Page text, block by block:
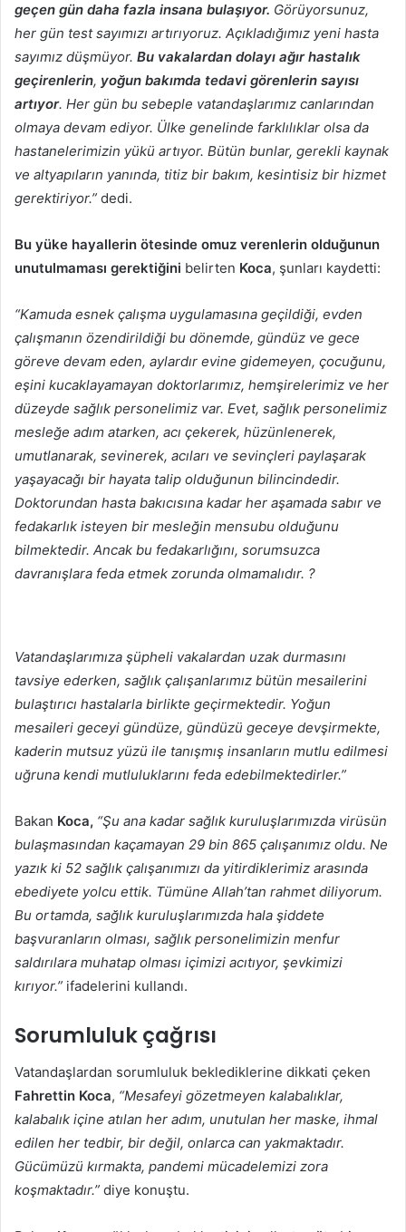
geçen gün daha fazla insana bulaşıyor. Görüyorsunuz,
her gün test sayımızı artırıyoruz. Açıkladığımız yeni hasta
sayımız düşmüyor. Bu vakalardan dolayı ağır hastalık
geçirenlerin, yoğun bakımda tedavi görenlerin sayısı
artıyor. Her gün bu sebeple vatandaşlarımız canlarından
olmaya devam ediyor. Ülke genelinde farklılıklar olsa da
hastanelerimizin yükü artıyor. Bütün bunlar, gerekli kaynak
ve altyapıların yanında, titiz bir bakım, kesintisiz bir hizmet
gerektiriyor.” dedi.
Bu yüke hayallerin ötesinde omuz verenlerin olduğunun
unutulmaması gerektiğini belirten Koca, şunları kaydetti:
“Kamuda esnek çalışma uygulamasına geçildiği, evden
çalışmanın özendirildiği bu dönemde, gündüz ve gece
göreve devam eden, aylardır evine gidemeyen, çocuğunu,
eşini kucaklayamayan doktorlarımız, hemşirelerimiz ve her
düzeyde sağlık personelimiz var. Evet, sağlık personelimiz
mesleğe adım atarken, acı çekerek, hüzünlenerek,
umutlanarak, sevinerek, acıları ve sevinçleri paylaşarak
yaşayacağı bir hayata talip olduğunun bilincindedir.
Doktorundan hasta bakıcısına kadar her aşamada sabır ve
fedakarlık isteyen bir mesleğin mensubu olduğunu
bilmektedir. Ancak bu fedakarlığını, sorumsuzca
davranışlara feda etmek zorunda olmamalıdır. ?
Vatandaşlarımıza şüpheli vakalardan uzak durmasını
tavsiye ederken, sağlık çalışanlarımız bütün mesailerini
bulaştırıcı hastalarla birlikte geçirmektedir. Yoğun
mesaileri geceyi gündüze, gündüzü geceye devşirmekte,
kaderin mutsuz yüzü ile tanışmış insanların mutlu edilmesi
uğruna kendi mutluluklarını feda edebilmektedirler.”
Bakan Koca, “Şu ana kadar sağlık kuruluşlarımızda virüsün
bulaşmasından kaçamayan 29 bin 865 çalışanımız oldu. Ne
yazık ki 52 sağlık çalışanımızı da yitirdiklerimiz arasında
ebediyete yolcu ettik. Tümüne Allah’tan rahmet diliyorum.
Bu ortamda, sağlık kuruluşlarımızda hala şiddete
başvuranların olması, sağlık personelimizin menfur
saldırılara muhatap olması içimizi acıtıyor, şevkimizi
kırıyor.” ifadelerini kullandı.
Sorumluluk çağrısı
Vatandaşlardan sorumluluk beklediklerine dikkati çeken
Fahrettin Koca, “Mesafeyi gözetmeyen kalabalıklar,
kalabalık içine atılan her adım, unutulan her maske, ihmal
edilen her tedbir, bir değil, onlarca can yakmaktadır.
Gücümüzü kırmakta, pandemi mücadelemizi zora
koşmaktadır.” diye konuştu.